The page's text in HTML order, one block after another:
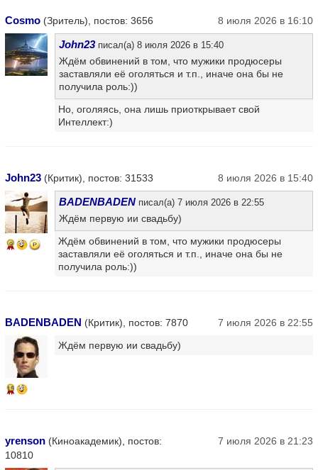
Cosmo (Зритель), постов: 3656 8 июля 2026 в 16:10
John23писал(а) 8 июля 2026 в 15:40
Ждём обвинений в том, что мужики продюсеры
заставляли её оголяться и т.п., иначе она бы не
получила роль:))
Но, оголяясь, она лишь приоткрывает свой
Интеллект:)
John23 (Критик), постов: 31533 8 июля 2026 в 15:40
9
BADENBADEN писал(а) 7 июля 2026 в 22:55
Ждём первую ии свадьбу)
Ждём обвинений в том, что мужики продюсеры
заставляли её оголяться и т.п., иначе она бы не
получила роль:))
BADENBADEN (Критик), постов: 7870 7 июля 2026 в 22:55
15
Ждём первую ии свадьбу)
yrenson (Киноакадемик), постов:
10810
7 июля 2026 в 21:23